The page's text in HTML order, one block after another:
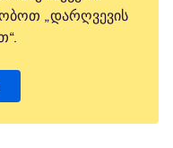
„დარღვევის